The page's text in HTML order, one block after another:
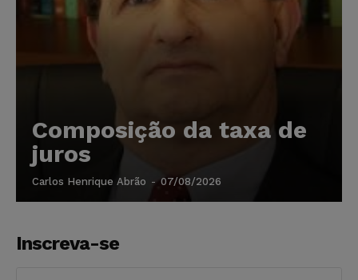
Composição da taxa de
juros
Carlos Henrique Abrão - 07/08/2026
Inscreva-se